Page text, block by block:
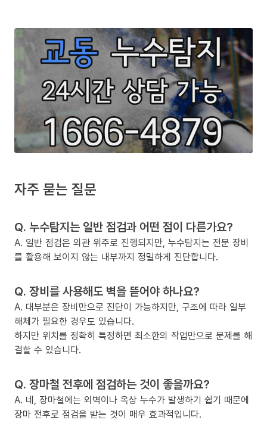
자주 묻는 질문
Q. 누수탐지는 일반 점검과 어떤 점이 다른가요?
A. 일반 점검은 외관 위주로 진행되지만, 누수탐지는 전문 장비
를 활용해 보이지 않는 내부까지 정밀하게 진단합니다.
Q. 장비를 사용해도 벽을 뜯어야 하나요?
A. 대부분은 장비만으로 진단이 가능하지만, 구조에 따라 일부
해체가 필요한 경우도 있습니다.
하지만 위치를 정확히 특정하면 최소한의 작업만으로 문제를 해
결할 수 있습니다.
Q. 장마철 전후에 점검하는 것이 좋을까요?
A. 네, 장마철에는 외벽이나 옥상 누수가 발생하기 쉽기 때문에
장마 전후로 점검을 받는 것이 매우 효과적입니다.